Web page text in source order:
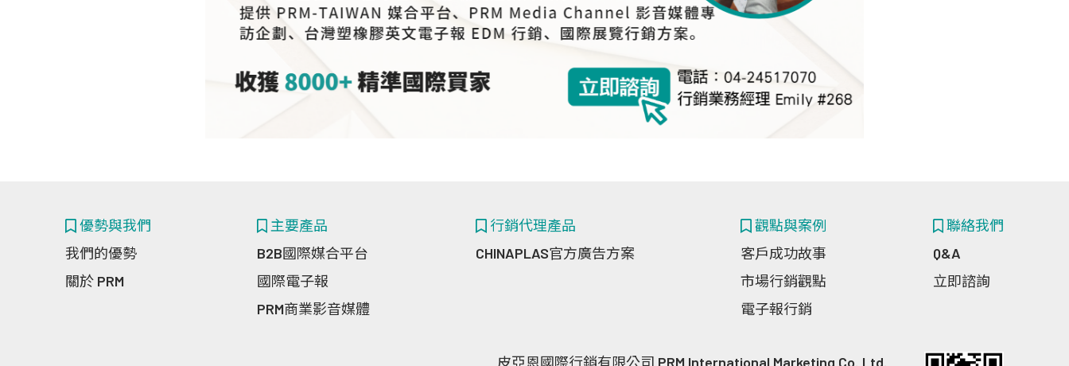
優勢與我們
我們的優勢
關於 PRM
主要產品
B2B國際媒合平台
國際電子報
PRM商業影音媒體
行銷代理產品
CHINAPLAS官方廣告方案
觀點與案例
客戶成功故事
市場行銷觀點
電子報行銷
聯絡我們
Q&A
立即諮詢
皮亞恩國際行銷有限公司 PRM International Marketing Co.,Ltd.